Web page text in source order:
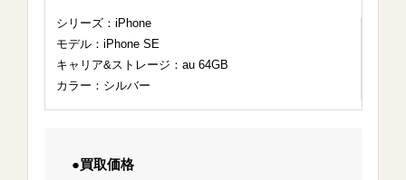
シリーズ：iPhone
モデル：iPhone SE
キャリア&ストレージ：au 64GB
カラー：シルバー
●買取価格